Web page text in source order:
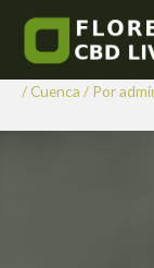
contenido
Comprar
/Cuenca / Por